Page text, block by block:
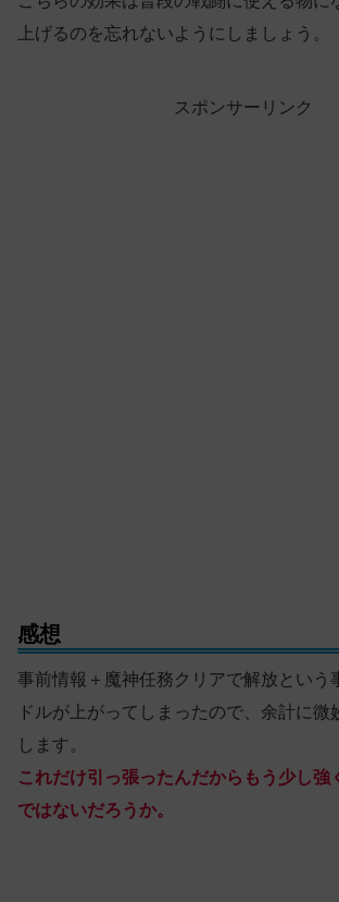
上げるのを忘れないようにしましょう。
スポンサーリンク
感想
事前情報＋魔神任務クリアで解放という
ドルが上がってしまったので、余計に微
します。
これだけ引っ張ったんだからもう少し強
ではないだろうか。